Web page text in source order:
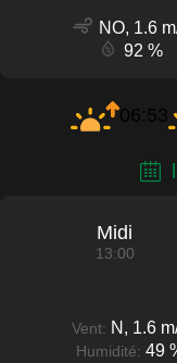
NO, 1.6
92 %
06:53
Midi
13:00
Vent: N, 1.6
Humidité: 49